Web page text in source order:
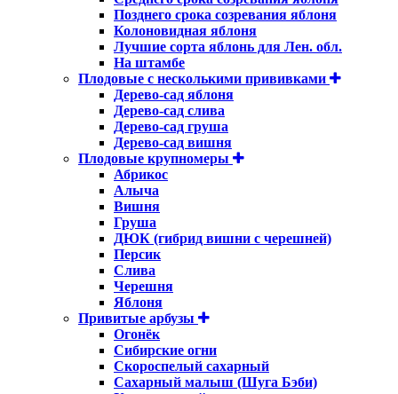
Позднего срока созревания яблоня
Колоновидная яблоня
Лучшие сорта яблонь для Лен. обл.
На штамбе
Плодовые с несколькими прививками
Дерево-сад яблоня
Дерево-сад слива
Дерево-сад груша
Дерево-сад вишня
Плодовые крупномеры
Абрикос
Алыча
Вишня
Груша
ДЮК (гибрид вишни с черешней)
Персик
Слива
Черешня
Яблоня
Привитые арбузы
Огонёк
Сибирские огни
Скороспелый сахарный
Сахарный малыш (Шуга Бэби)